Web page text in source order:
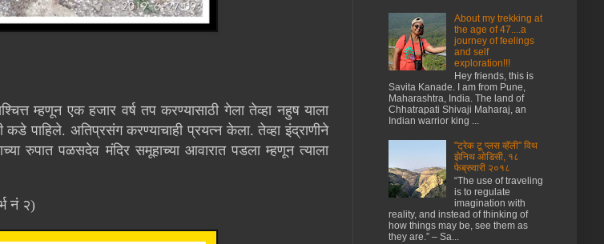
म्हणून एक हजार वर्ष तप करण्यासाठी गेला तेव्हा नहुष याला
कडे पाहिले. अतिप्रसंग करण्याचाही प्रयत्न केला. तेव्हा इंद्राणीने
रुपात पळसदेव मंदिर समूहाच्या आवारात पडला म्हणून त्याला
नं २)
About my trekking at
the age of 47....a
journey of feelings
and self
exploration!!!
Hey friends, this is
Savita Kanade. I am from Pune,
Maharashtra, India. The land of
Chhatrapati Shivaji Maharaj, an
Indian warrior king ...
"ट्रेक टू प्लस व्हॅली" विथ
झेनिथ ओडिसी, १८
फेब्रुवारी २०१८
“The use of traveling
is to regulate
imagination with
reality, and instead of thinking of
how things may be, see them as
they are.” – Sa...